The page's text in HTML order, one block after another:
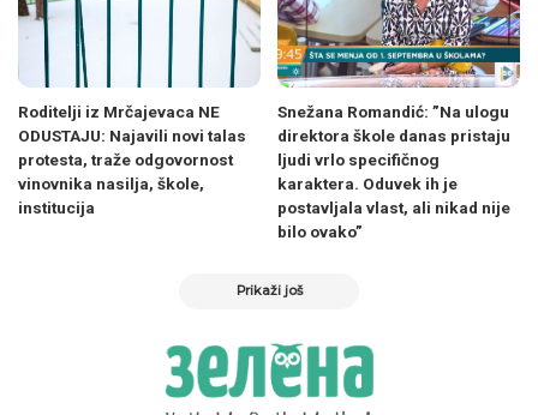
Roditelji iz Mrčajevaca NE
ODUSTAJU: Najavili novi talas
protesta, traže odgovornost
vinovnika nasilja, škole,
institucija
Snežana Romandić: ”Na ulogu
direktora škole danas pristaju
ljudi vrlo specifičnog
karaktera. Oduvek ih je
postavljala vlast, ali nikad nije
bilo ovako”
Prikaži još